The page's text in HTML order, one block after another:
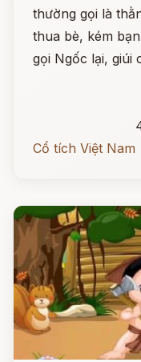
thường gọi là
thua bè, kém
gọi Ngốc lại, giúi
Cổ tích Việt Nam